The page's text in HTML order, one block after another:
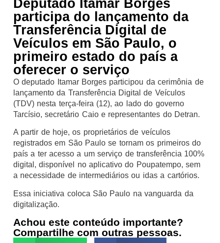
Deputado Itamar Borges
participa do lançamento da
Transferência Digital de
Veículos em São Paulo, o
primeiro estado do país a
oferecer o serviço
O deputado Itamar Borges participou da cerimônia de
lançamento da Transferência Digital de Veículos
(TDV) nesta terça-feira (12), ao lado do governo
Tarcísio, secretário Caio e representantes do Detran.
A partir de hoje, os proprietários de veículos
registrados em São Paulo se tornam os primeiros do
país a ter acesso a um serviço de transferência 100%
digital, disponível no aplicativo do Poupatempo, sem
a necessidade de intermediários ou idas a cartórios.
Essa iniciativa coloca São Paulo na vanguarda da
digitalização.
Achou este conteúdo importante?
Compartilhe com outras pessoas.